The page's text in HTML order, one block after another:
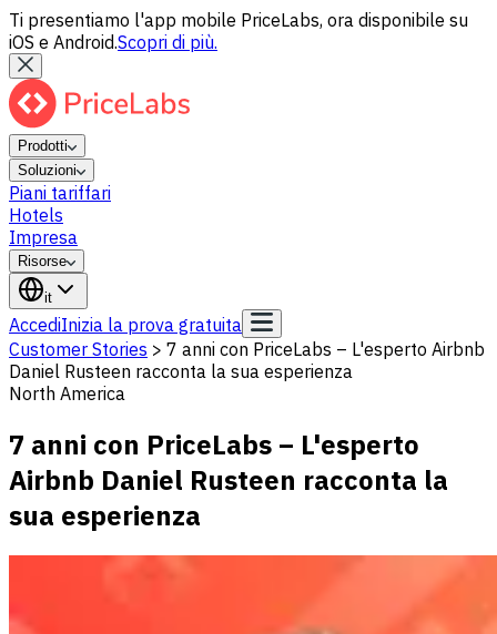
Ti presentiamo l'app mobile PriceLabs, ora disponibile su
iOS e Android.Scopri di più.
Prodotti
Soluzioni
Piani tariffari
Hotels
Impresa
Risorse
it
AccediInizia la prova gratuita
Customer Stories > 7 anni con PriceLabs – L'esperto Airbnb
Daniel Rusteen racconta la sua esperienza
North America
7 anni con PriceLabs – L'esperto
Airbnb Daniel Rusteen racconta la
sua esperienza